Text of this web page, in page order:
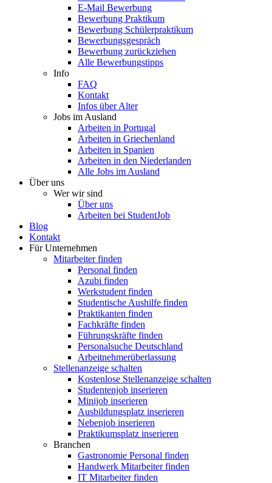
E-Mail Bewerbung
Bewerbung Praktikum
Bewerbung Schülerpraktikum
Bewerbungsgespräch
Bewerbung zurückziehen
Alle Bewerbungstipps
Info
FAQ
Kontakt
Infos über Alter
Jobs im Ausland
Arbeiten in Portugal
Arbeiten in Griechenland
Arbeiten in Spanien
Arbeiten in den Niederlanden
Alle Jobs im Ausland
Über uns
Wer wir sind
Über uns
Arbeiten bei StudentJob
Blog
Kontakt
Für Unternehmen
Mitarbeiter finden
Personal finden
Azubi finden
Werkstudent finden
Studentische Aushilfe finden
Praktikanten finden
Fachkräfte finden
Führungskräfte finden
Personalsuche Deutschland
Arbeitnehmerüberlassung
Stellenanzeige schalten
Kostenlose Stellenanzeige schalten
Studentenjob inserieren
Minijob inserieren
Ausbildungsplatz inserieren
Nebenjob inserieren
Praktikumsplatz inserieren
Branchen
Gastronomie Personal finden
Handwerk Mitarbeiter finden
IT Mitarbeiter finden